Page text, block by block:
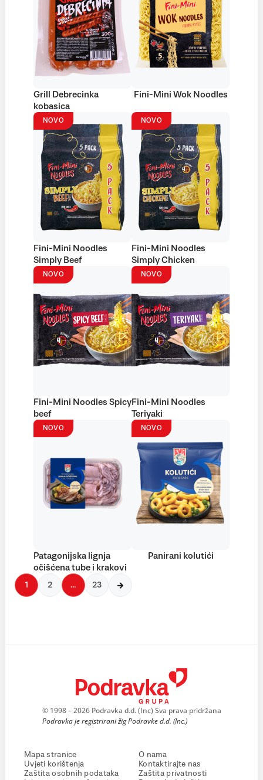
Grill Debrecinka
kobasica
Fini-Mini Wok Noodles
NOVO
Fini-Mini Noodles
Simply Beef
NOVO
Fini-Mini Noodles
Simply Chicken
NOVO
Fini-Mini Noodles Spicy
beef
NOVO
Fini-Mini Noodles
Teriyaki
NOVO
Patagonijska lignja
očišćena tube i krakovi
NOVO
Panirani kolutići
1 2 … 23
© 1998 – 2026 Podravka d.d. (Inc) Sva prava pridržana
Podravka je registrirani žig Podravke d.d. (Inc.)
Mapa stranice
Uvjeti korištenja
Zaštita osobnih podataka
O nama
Kontaktirajte nas
Zaštita privatnosti